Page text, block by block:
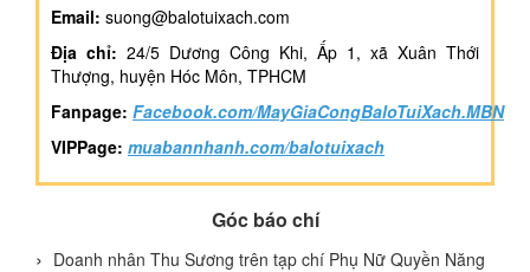
Email: suong@balotuixach.com
Địa chỉ: 24/5 Dương Công Khi, Ấp 1, xã Xuân Thới
Thượng, huyện Hóc Môn, TPHCM
Fanpage: Facebook.com/MayGiaCongBaloTuiXach.MBN
VIPPage: muabannhanh.com/balotuixach
Góc báo chí
Doanh nhân Thu Sương trên tạp chí Phụ Nữ Quyền Năng